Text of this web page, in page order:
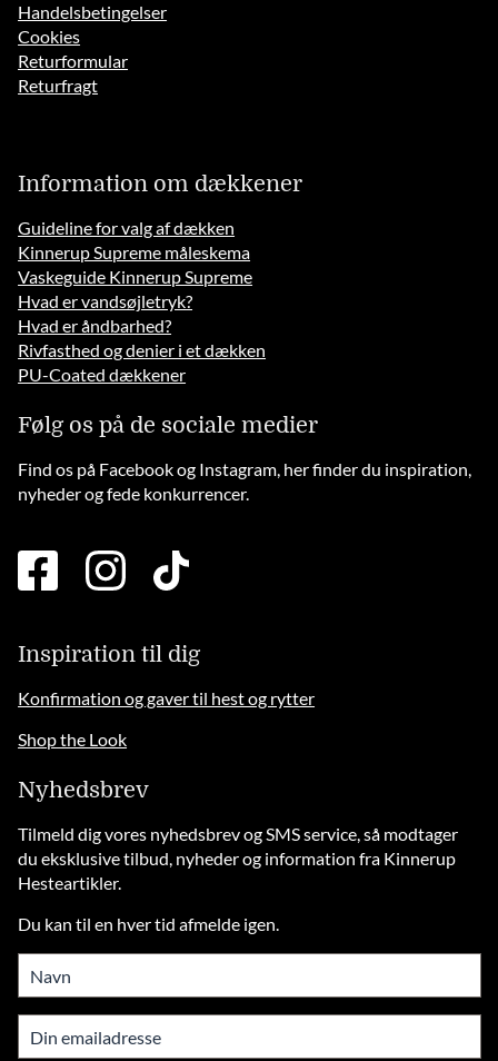
Handelsbetingelser
Cookies
Returformular
Returfragt
Information om dækkener
Guideline for valg af dækken
Kinnerup Supreme måleskema
Vaskeguide Kinnerup Supreme
Hvad er vandsøjletryk?
Hvad er åndbarhed?
Rivfasthed og denier i et dækken
PU-Coated dækkener
Følg os på de sociale medier
Find os på Facebook og Instagram, her finder du inspiration,
nyheder og fede konkurrencer.
facebook
square
instagramtiktok
Inspiration til dig
Konfirmation og gaver til hest og rytter
Shop the Look
Nyhedsbrev
Tilmeld dig vores nyhedsbrev og SMS service, så modtager
du eksklusive tilbud, nyheder og information fra Kinnerup
Hesteartikler.
Du kan til en hver tid afmelde igen.